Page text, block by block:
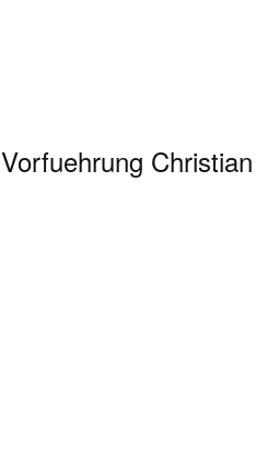
Vorfuehrung